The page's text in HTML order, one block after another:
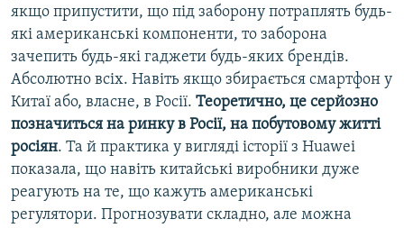
якщо припустити, що під заборону потраплять будь-
які американські компоненти, то заборона
зачепить будь-які гаджети будь-яких брендів.
Абсолютно всіх. Навіть якщо збирається смартфон у
Китаї або, власне, в Росії. Теоретично, це серйозно
позначиться на ринку в Росії, на побутовому житті
росіян. Та й практика у вигляді історії з Huawei
показала, що навіть китайські виробники дуже
реагують на те, що кажуть американські
регулятори. Прогнозувати складно, але можна